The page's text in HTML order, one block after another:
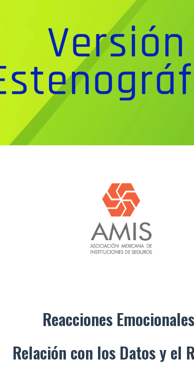
Reacciones
Relación con los Datos y el